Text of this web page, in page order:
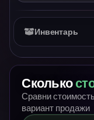
Инвентарь
Сколько
Сравни
вариант продажи